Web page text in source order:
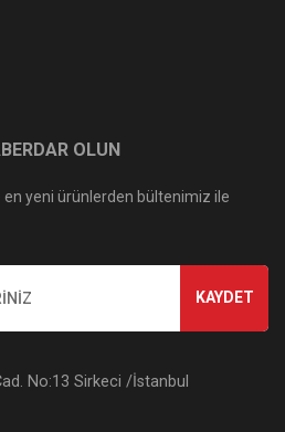
OLUN
en yeni ürünlerden bültenimiz ile
KAYDET
No:13 Sirkeci /İstanbul